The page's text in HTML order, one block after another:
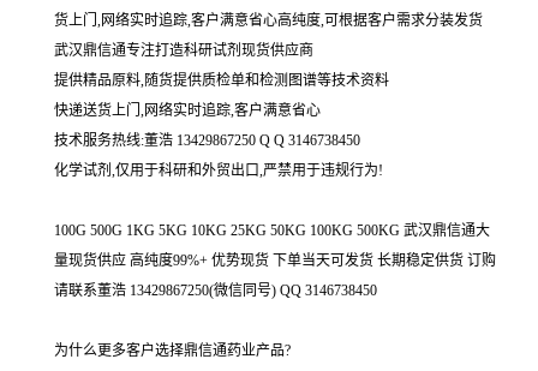
货上门,网络实时追踪,客户满意省心高纯度,可根据客户需求分装发货
武汉鼎信通专注打造科研试剂现货供应商
提供精品原料,随货提供质检单和检测图谱等技术资料
快递送货上门,网络实时追踪,客户满意省心
技术服务热线:董浩 13429867250 Q Q 3146738450
化学试剂,仅用于科研和外贸出口,严禁用于违规行为!
100G 500G 1KG 5KG 10KG 25KG 50KG 100KG 500KG 武汉鼎信通大
量现货供应 高纯度99%+ 优势现货 下单当天可发货 长期稳定供货 订购
请联系董浩 13429867250(微信同号) QQ 3146738450
为什么更多客户选择鼎信通药业产品?